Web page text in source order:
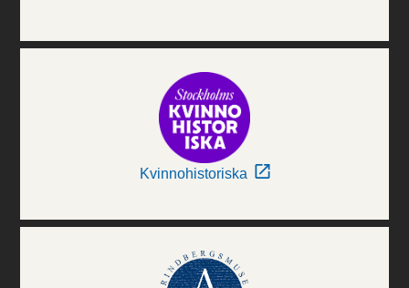
Kvinnohistoriska